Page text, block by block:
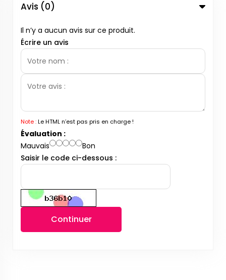
Avis (0)
Il n’y a aucun avis sur ce produit.
Écrire un avis
Note :Le HTML n’est pas pris en charge !
Évaluation :
Mauvais
Bon
Saisir le code ci-dessous :
Continuer